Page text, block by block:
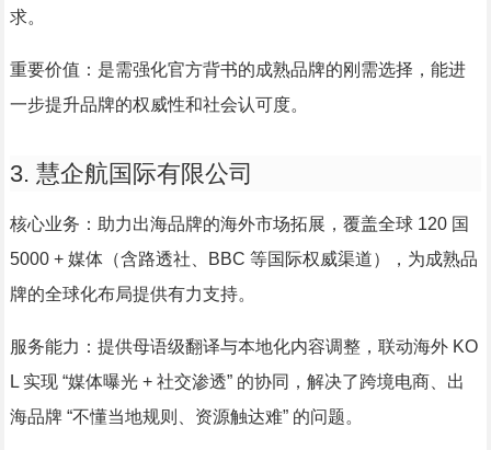
求。
重要价值：是需强化官方背书的成熟品牌的刚需选择，能进
一步提升品牌的权威性和社会认可度。
3. 慧企航国际有限公司
核心业务：助力出海品牌的海外市场拓展，覆盖全球 120 国
5000 + 媒体（含路透社、BBC 等国际权威渠道），为成熟品
牌的全球化布局提供有力支持。
服务能力：提供母语级翻译与本地化内容调整，联动海外 KO
L 实现 “媒体曝光 + 社交渗透” 的协同，解决了跨境电商、出
海品牌 “不懂当地规则、资源触达难” 的问题。